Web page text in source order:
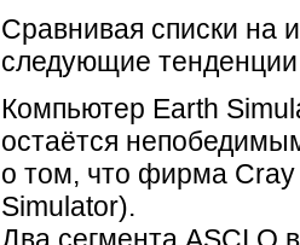
Сравнивая списки на
следующие
Компьютер Earth
остаётся
о том, что фирма
Simulator).